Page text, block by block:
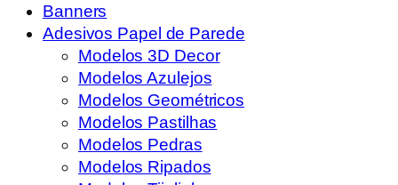
Banners
Adesivos Papel de Parede
Modelos 3D Decor
Modelos Azulejos
Modelos Geométricos
Modelos Pastilhas
Modelos Pedras
Modelos Ripados